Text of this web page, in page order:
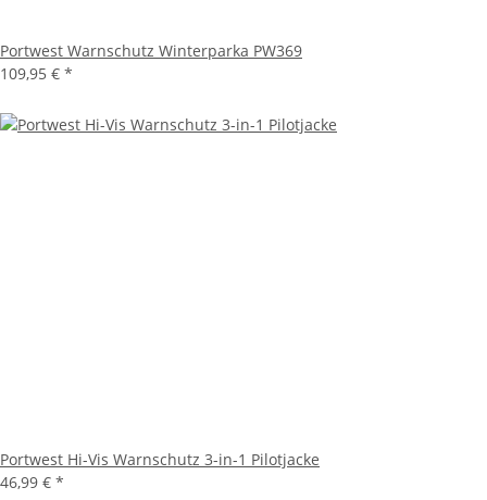
Portwest Warnschutz Winterparka PW369
109,95 € *
Portwest Hi-Vis Warnschutz 3-in-1 Pilotjacke
46,99 € *